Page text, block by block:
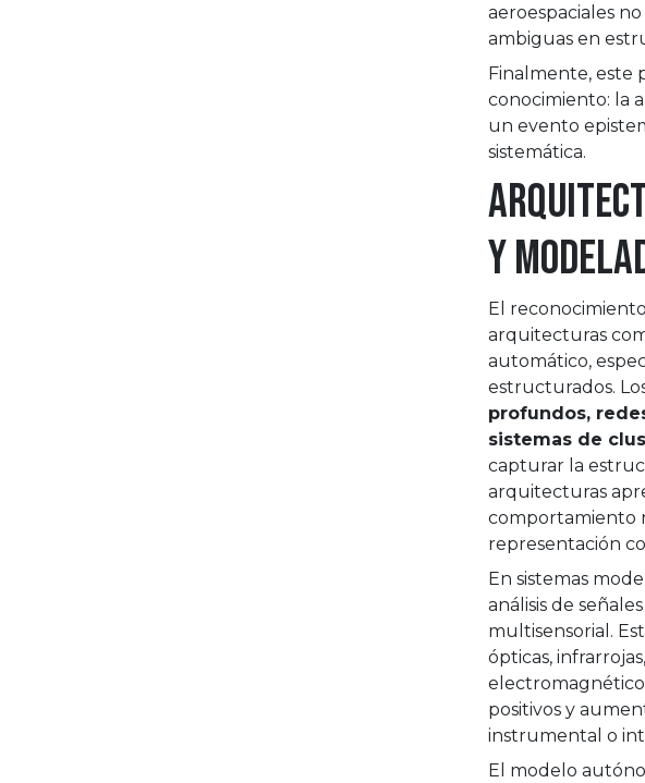
aeroespaciales
ambiguas en
Finalmente, este
conocimiento: la
un evento
sistemática.
y
El
arquitecturas
automático,
estructurados.
profundos,
sistemas de
capturar la
arquitecturas
comportamiento
representación
En sistemas
análisis de
multisensorial.
ópticas,
positivos y
instrumental o
El modelo